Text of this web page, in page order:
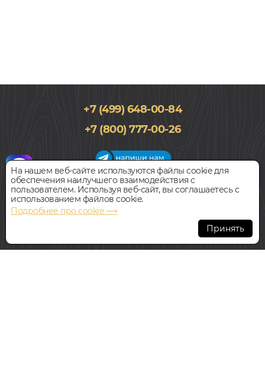
+7 (499) 648-00-84
+7 (800) 777-00-26
График работы салона
Пн-Вс с 09:00 до 21:00
Наш адрес:127018, г. Москва,
ул.Складочная, д.1, строение 9
На нашем веб-сайте используются файлы cookie для
обеспечения наилучшего взаимодействия с
пользователем. Используя веб-сайт, вы соглашаетесь с
использованием файлов cookie.
Подробнее про cookie ⟶
Принять